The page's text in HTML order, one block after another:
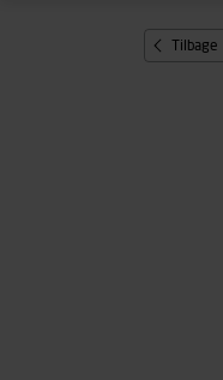
Tilbage